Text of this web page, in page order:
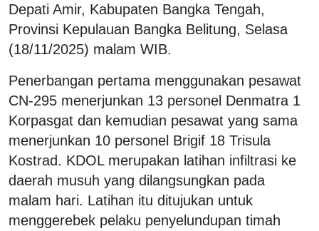
Depati Amir, Kabupaten Bangka Tengah,
Provinsi Kepulauan Bangka Belitung, Selasa
(18/11/2025) malam WIB.
Penerbangan pertama menggunakan pesawat
CN-295 menerjunkan 13 personel Denmatra 1
Korpasgat dan kemudian pesawat yang sama
menerjunkan 10 personel Brigif 18 Trisula
Kostrad. KDOL merupakan latihan infiltrasi ke
daerah musuh yang dilangsungkan pada
malam hari. Latihan itu ditujukan untuk
menggerebek pelaku penyelundupan timah